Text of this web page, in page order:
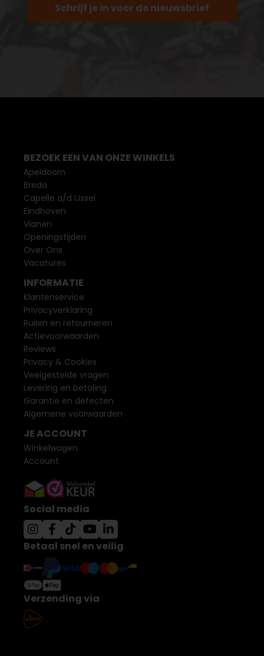
Schrijf je in voor de nieuwsbrief
BEZOEK EEN VAN ONZE WINKELS
Apeldoorn
Breda
Capelle a/d IJssel
Eindhoven
Vianen
Openingstijden
Over Ons
Vacatures
INFORMATIE
Klantenservice
Privacyverklaring
Ruilen en retourneren
Actievoorwaarden
Reviews
Privacy & Cookies
Veelgestelde vragen
Levering en betaling
Garantie en defecten
Algemene voorwaarden
JE ACCOUNT
Winkelwagen
Account
Social media
Betaal snel en veilig
Verzending via